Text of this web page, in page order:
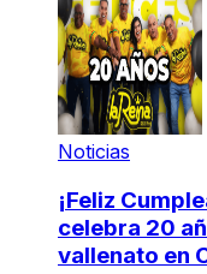
Noticias
¡Feliz
celebra 20
vallenato en